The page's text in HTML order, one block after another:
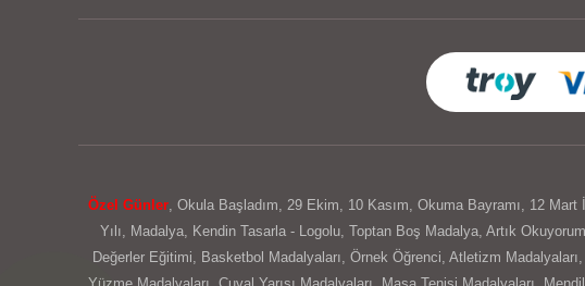
Özel Günler, Okula Başladım 29 Ekim 10 Kasım Okuma Bayramı 12 Mart
Yılı
Madalya, Kendin Tasarla - Logolu, Toptan Boş Madalya, Artık Okuyorum
Değerler Eğitimi
Basketbol Madalyaları Örnek Öğrenci Atletizm Madalyaları